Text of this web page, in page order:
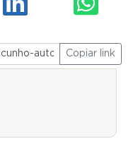
Copiar link